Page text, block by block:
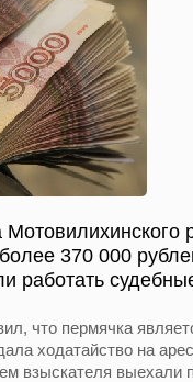
370 000
работать
что пермячка
ходатайство на
взыскателя